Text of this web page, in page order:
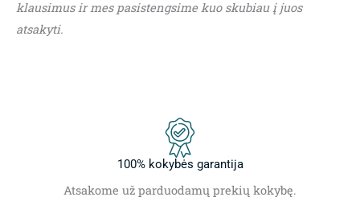
klausimus ir mes pasistengsime kuo skubiau į juos
atsakyti.
100% kokybės garantija
Atsakome už parduodamų prekių kokybę.